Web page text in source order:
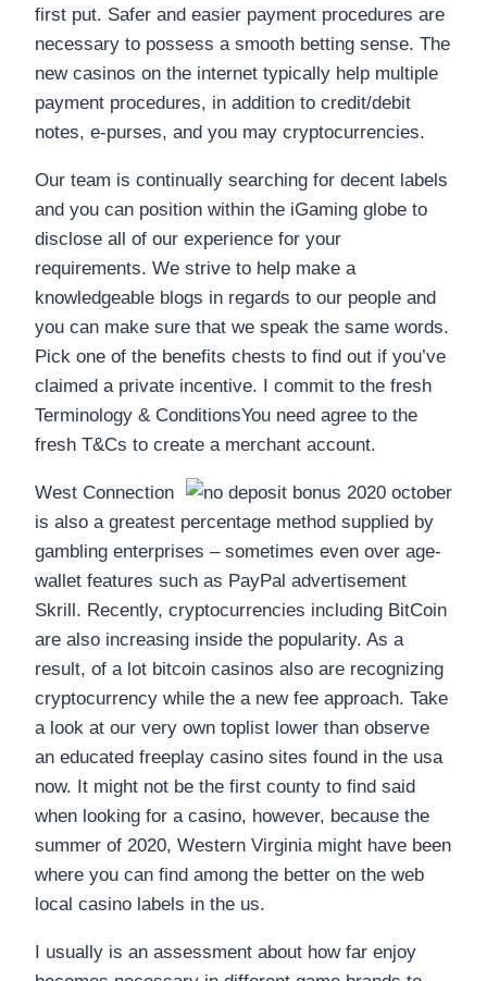
first put. Safer and easier payment procedures are
necessary to possess a smooth betting sense. The
new casinos on the internet typically help multiple
payment procedures, in addition to credit/debit
notes, e-purses, and you may cryptocurrencies.
Our team is continually searching for decent labels
and you can position within the iGaming globe to
disclose all of our experience for your
requirements. We strive to help make a
knowledgeable blogs in regards to our people and
you can make sure that we speak the same words.
Pick one of the benefits chests to find out if you’ve
claimed a private incentive. I commit to the fresh
Terminology & ConditionsYou need agree to the
fresh T&Cs to create a merchant account.
West Connection
is also a greatest percentage method supplied by
gambling enterprises – sometimes even over age-
wallet features such as PayPal advertisement
Skrill. Recently, cryptocurrencies including BitCoin
are also increasing inside the popularity. As a
result, of a lot bitcoin casinos also are recognizing
cryptocurrency while the a new fee approach. Take
a look at our very own toplist lower than observe
an educated freeplay casino sites found in the usa
now. It might not be the first county to find said
when looking for a casino, however, because the
summer of 2020, Western Virginia might have been
where you can find among the better on the web
local casino labels in the us.
I usually is an assessment about how far enjoy